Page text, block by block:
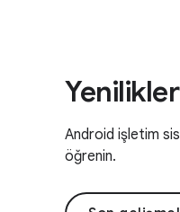
Yenilikler
Android işletim
öğrenin.